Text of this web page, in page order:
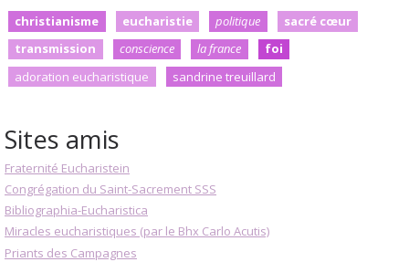
christianisme eucharistie politique
sacré cœur
transmission
conscience la france
foi
adoration eucharistique
sandrine treuillard
Sites amis
Fraternité Eucharistein
Congrégation du Saint-Sacrement SSS
Bibliographia-Eucharistica
Miracles eucharistiques (par le Bhx Carlo Acutis)
Priants des Campagnes